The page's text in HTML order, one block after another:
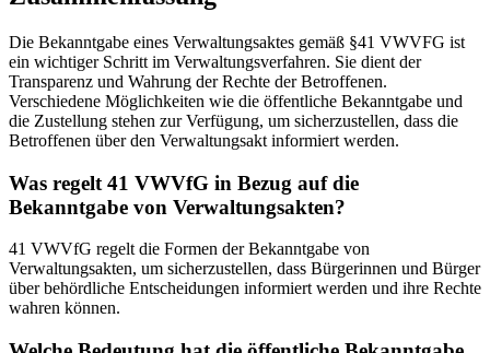
Die Bekanntgabe eines Verwaltungsaktes gemäß §41 VWVFG ist
ein wichtiger Schritt im Verwaltungsverfahren. Sie dient der
Transparenz und Wahrung der Rechte der Betroffenen.
Verschiedene Möglichkeiten wie die öffentliche Bekanntgabe und
die Zustellung stehen zur Verfügung, um sicherzustellen, dass die
Betroffenen über den Verwaltungsakt informiert werden.
Was regelt 41 VWVfG in Bezug auf die
Bekanntgabe von Verwaltungsakten?
41 VWVfG regelt die Formen der Bekanntgabe von
Verwaltungsakten, um sicherzustellen, dass Bürgerinnen und Bürger
über behördliche Entscheidungen informiert werden und ihre Rechte
wahren können.